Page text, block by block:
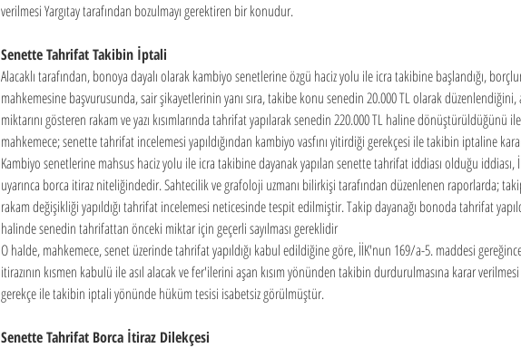
verilmesi Yargıtay tarafından bozulmayı gerektiren bir konudur.
Senette Tahrifat Takibin İptali
Alacaklı tarafından, bonoya dayalı olarak kambiyo senetlerine özgü haciz yolu ile icra takibine başlandığı,
mahkemesine başvurusunda, sair şikayetlerinin yanı sıra, takibe konu senedin 20.000 TL olarak düzenlendiğini,
miktarını gösteren rakam ve yazı kısımlarında tahrifat yapılarak senedin 220.000 TL haline dönüştürüldüğünü
mahkemece; senette tahrifat incelemesi yapıldığından kambiyo vasfını yitirdiği gerekçesi ile takibin iptaline
Kambiyo senetlerine mahsus haciz yolu ile icra takibine dayanak yapılan senette tahrifat iddiası olduğu iddiası,
uyarınca borca itiraz niteliğindedir. Sahtecilik ve grafoloji uzmanı bilirkişi tarafından düzenlenen raporlarda;
rakam değişikliği yapıldığı tahrifat incelemesi neticesinde tespit edilmiştir. Takip dayanağı bonoda tahrifat
halinde senedin tahrifattan önceki miktar için geçerli sayılması gereklidir
O halde, mahkemece, senet üzerinde tahrifat yapıldığı kabul edildiğine göre, İİK'nun 169/a-5. maddesi
itirazının kısmen kabulü ile asıl alacak ve fer'ilerini aşan kısım yönünden takibin durdurulmasına karar verilmesi
gerekçe ile takibin iptali yönünde hüküm tesisi isabetsiz görülmüştür.
Senette Tahrifat Borca İtiraz Dilekçesi